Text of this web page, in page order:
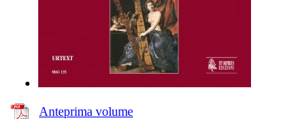
Anteprima volume